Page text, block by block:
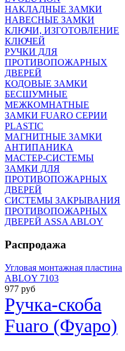
НАКЛАДНЫЕ ЗАМКИ
НАВЕСНЫЕ ЗАМКИ
КЛЮЧИ, ИЗГОТОВЛЕНИЕ
КЛЮЧЕЙ
РУЧКИ ДЛЯ
ПРОТИВОПОЖАРНЫХ
ДВЕРЕЙ
КОДОВЫЕ ЗАМКИ
БЕСШУМНЫЕ
МЕЖКОМНАТНЫЕ
ЗАМКИ FUARO СЕРИИ
PLASTIC
МАГНИТНЫЕ ЗАМКИ
АНТИПАНИКА
МАСТЕР-СИСТЕМЫ
ЗАМКИ ДЛЯ
ПРОТИВОПОЖАРНЫХ
ДВЕРЕЙ
СИСТЕМЫ ЗАКРЫВАНИЯ
ПРОТИВОПОЖАРНЫХ
ДВЕРЕЙ ASSA ABLOY
Распродажа
Угловая монтажная пластина
ABLOY 7103
977 руб
Ручка-скоба
Fuaro (Фуаро)